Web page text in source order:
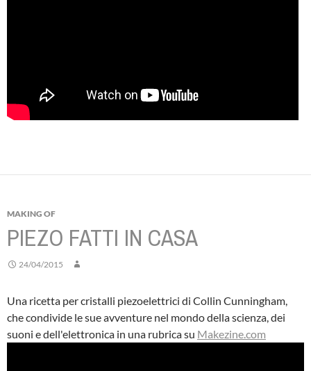
MAKING OF
PIEZO FATTI IN CASA
24/04/2015
Una ricetta per cristalli piezoelettrici di Collin Cunningham,
che condivide le sue avventure nel mondo della scienza, dei
suoni e dell'elettronica in una rubrica su Makezine.com